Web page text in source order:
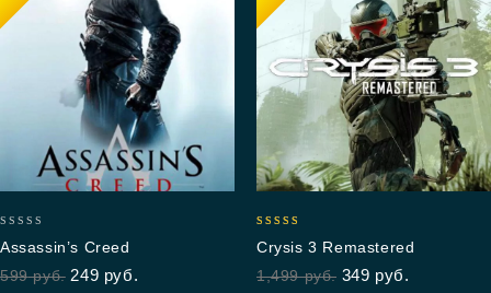
out
of
Assassin’s Creed
599руб. 249 руб.
out of 5
Crysis 3 Remastered
1,499руб. 349 руб.